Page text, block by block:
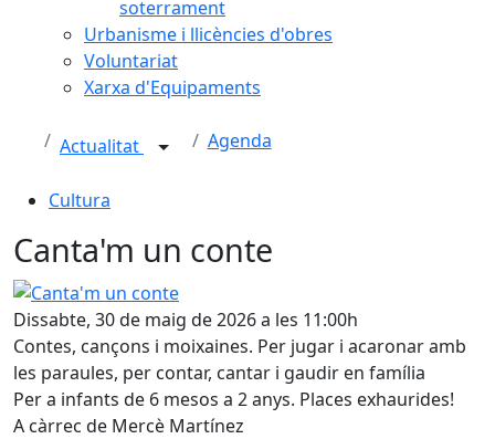
soterrament
Urbanisme i llicències d'obres
Voluntariat
Xarxa d'Equipaments
Actualitat Agenda
Cultura
Canta'm un conte
Canta'm un conte
Dissabte, 30 de maig de 2026 a les 11:00h
Contes, cançons i moixaines. Per jugar i acaronar amb
les paraules, per contar, cantar i gaudir en família
Per a infants de 6 mesos a 2 anys. Places exhaurides!
A càrrec de Mercè Martínez